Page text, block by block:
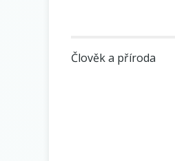
Člověk a příroda